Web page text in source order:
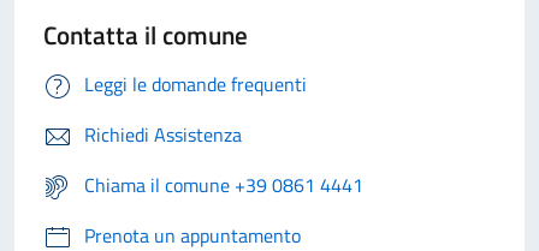
Contatta il comune
Leggi le domande frequenti
Richiedi Assistenza
Chiama il comune +39 0861 4441
Prenota un appuntamento